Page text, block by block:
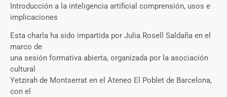
Introducción a la inteligencia artificial comprensión, usos e
implicaciones
Esta charla ha sido impartida por Julia Rosell Saldaña en el
marco de
una sesión formativa abierta, organizada por la asociación
cultural
Yetzirah de Montserrat en el Ateneo El Poblet de Barcelona,
con el